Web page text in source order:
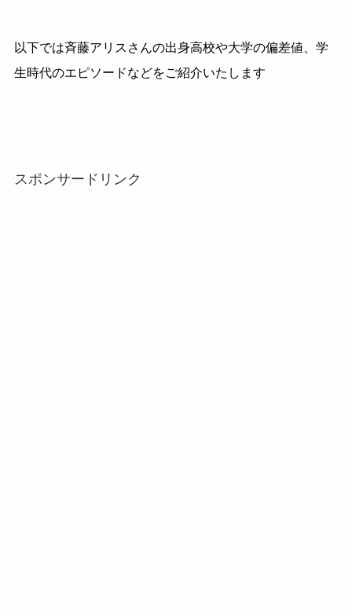
以下では斉藤アリスさんの出身高校や大学の偏差値、学
生時代のエピソードなどをご紹介いたします
スポンサードリンク